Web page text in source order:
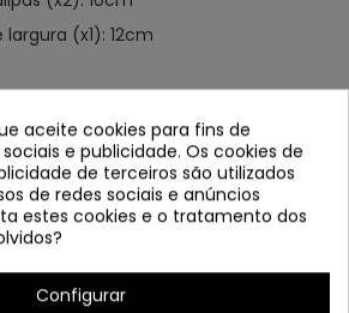
(x1): 12cm
aceite cookies para fins de
e publicidade. Os cookies de
de terceiros são utilizados
de redes sociais e anúncios
estes cookies e o tratamento dos
Configurar